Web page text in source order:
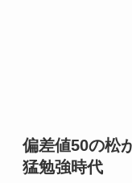
偏差値50の松
猛勉強時代